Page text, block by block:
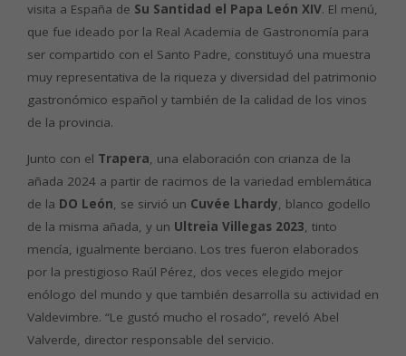
visita a España de Su Santidad el Papa León XIV. El menú,
que fue ideado por la Real Academia de Gastronomía para
ser compartido con el Santo Padre, constituyó una muestra
muy representativa de la riqueza y diversidad del patrimonio
gastronómico español y también de la calidad de los vinos
de la provincia.
Junto con el Trapera, una elaboración con crianza de la
añada 2024 a partir de racimos de la variedad emblemática
de la DO León, se sirvió un Cuvée Lhardy, blanco godello
de la misma añada, y un Ultreia Villegas 2023, tinto
mencía, igualmente berciano. Los tres fueron elaborados
por la prestigioso Raúl Pérez, dos veces elegido mejor
enólogo del mundo y que también desarrolla su actividad en
Valdevimbre. “Le gustó mucho el rosado”, reveló Abel
Valverde, director responsable del servicio.